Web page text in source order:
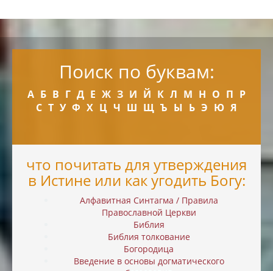
Поиск по буквам:
А Б В Г Д Е Ж З И Й К Л М Н О П Р
С Т У Ф Х Ц Ч Ш Щ Ъ Ы Ь Э Ю Я
что почитать для утверждения
в Истине или как угодить Богу:
Алфавитная Синтагма / Правила
Православной Церкви
Библия
Библия толкование
Богородица
Введение в основы догматического